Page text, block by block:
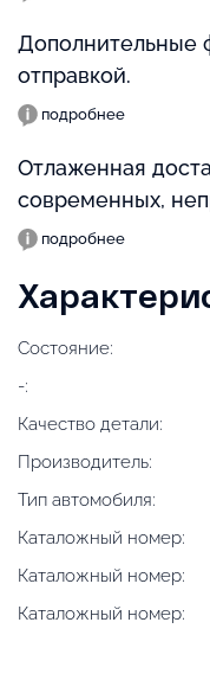
Дополнительные
отправкой.
подробнее
Отлаженная
современных,
подробнее
Состояние:
-:
Качество детали:
Производитель:
Тип автомобиля:
Каталожный номер:
Каталожный номер:
Каталожный номер: